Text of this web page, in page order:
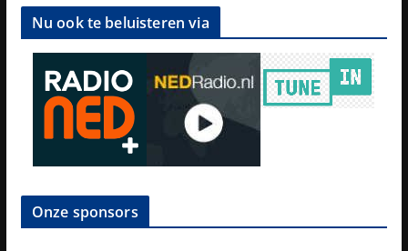
Nu ook te beluisteren via
Onze sponsors